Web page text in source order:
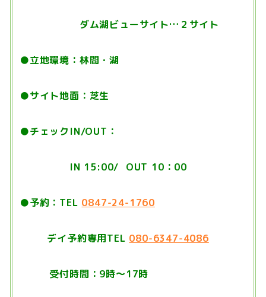
ダム湖ビューサイト…２サイト
●立地環境：林間・湖
●サイト地面：芝生
●チェックIN/OUT：
IN 15:00/ OUT 10：00
●予約：TEL 0847-24-1760
デイ予約専用TEL 080-6347-4086
受付時間：9時〜17時